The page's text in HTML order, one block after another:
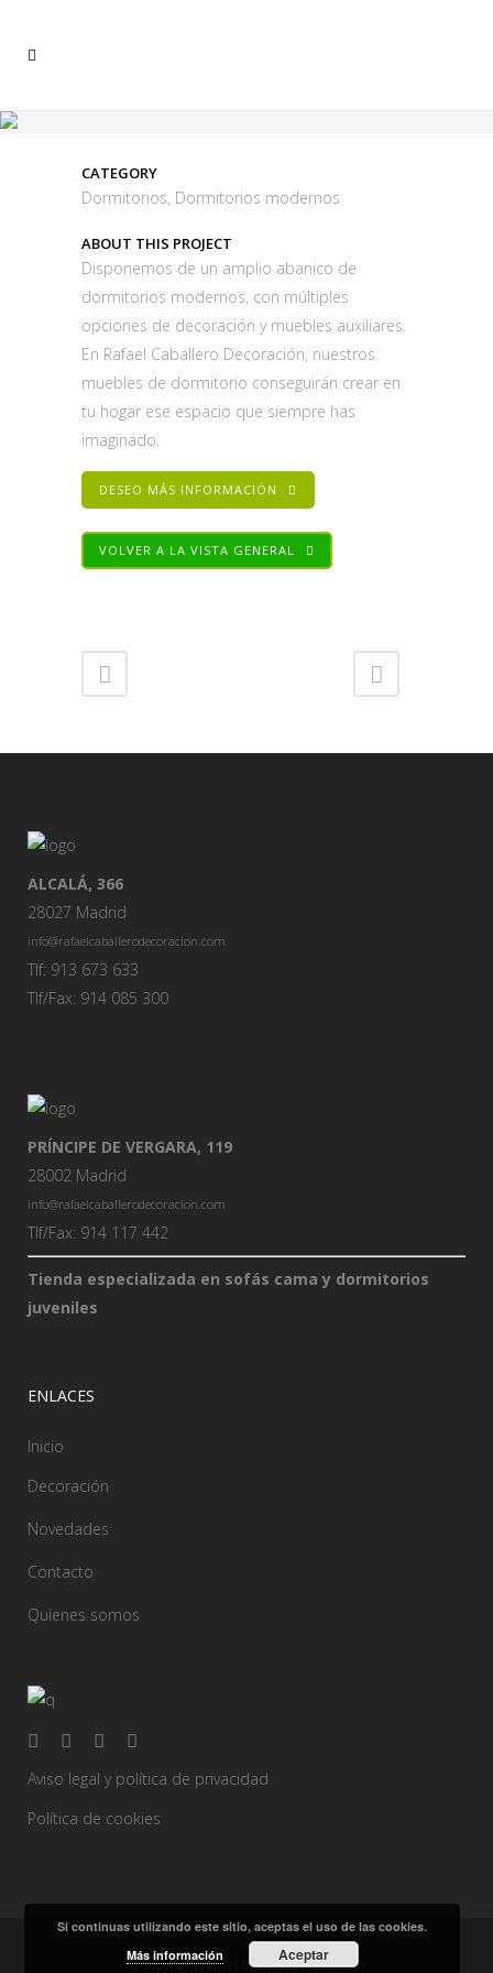
CATEGORY
Dormitorios, Dormitorios modernos
ABOUT THIS PROJECT
Disponemos de un amplio abanico de
dormitorios modernos, con múltiples
opciones de decoración y muebles auxiliares.
En Rafael Caballero Decoración, nuestros
muebles de dormitorio conseguirán crear en
tu hogar ese espacio que siempre has
imaginado.
DESEO MÁS INFORMACIÓN
VOLVER A LA VISTA GENERAL
ALCALÁ, 366
28027 Madrid
info@rafaelcaballerodecoracion.com
Tlf: 913 673 633
Tlf/Fax: 914 085 300
PRÍNCIPE DE VERGARA, 119
28002 Madrid
info@rafaelcaballerodecoracion.com
Tlf/Fax: 914 117 442
Tienda especializada en sofás cama y dormitorios
juveniles
ENLACES
Inicio
Decoración
Novedades
Contacto
Quienes somos
Aviso legal y política de privacidad
Política de cookies
© Copyright Rafael Caballero Decoración
Si continuas utilizando este sitio, aceptas el uso de las cookies.
Más información
Aceptar